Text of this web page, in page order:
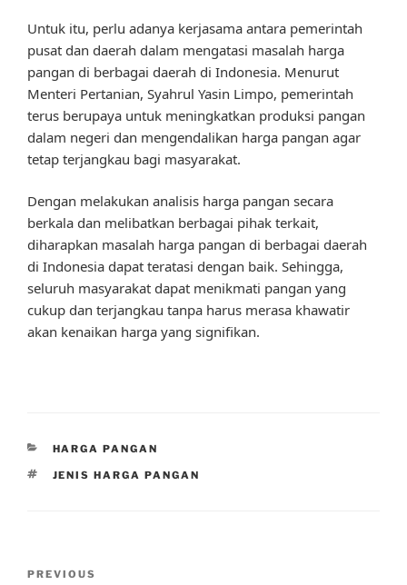
Untuk itu, perlu adanya kerjasama antara pemerintah
pusat dan daerah dalam mengatasi masalah harga
pangan di berbagai daerah di Indonesia. Menurut
Menteri Pertanian, Syahrul Yasin Limpo, pemerintah
terus berupaya untuk meningkatkan produksi pangan
dalam negeri dan mengendalikan harga pangan agar
tetap terjangkau bagi masyarakat.
Dengan melakukan analisis harga pangan secara
berkala dan melibatkan berbagai pihak terkait,
diharapkan masalah harga pangan di berbagai daerah
di Indonesia dapat teratasi dengan baik. Sehingga,
seluruh masyarakat dapat menikmati pangan yang
cukup dan terjangkau tanpa harus merasa khawatir
akan kenaikan harga yang signifikan.
CATEGORIES
HARGA PANGAN
TAGS
JENIS HARGA PANGAN
Previous
PREVIOUS